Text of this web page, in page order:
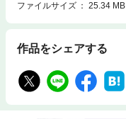
ファイルサイズ
25.34 MB
作品をシェアする